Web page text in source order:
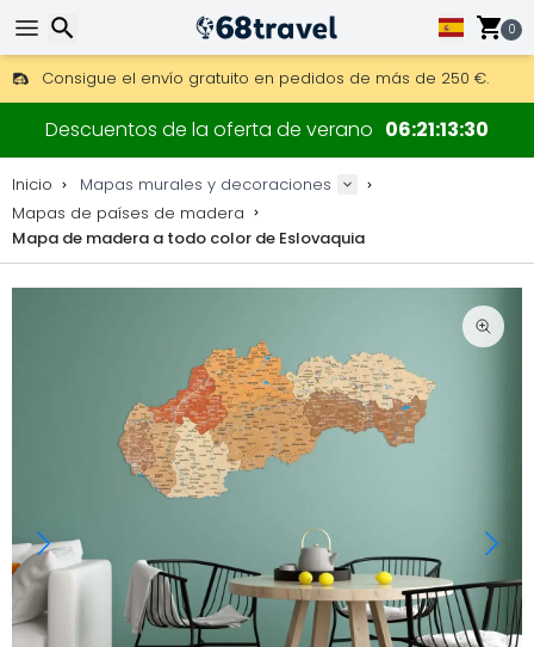
0
Consigue el envío gratuito en pedidos de más de 250 €.
Envío DHL 1 día disponible.
30 días para devoluciones, 90 días para mapas de madera
Descuentos de la oferta de verano 06 21 13 29
Inicio
Mapas murales y decoraciones
Mapas de países de madera
Mapa de madera a todo color de Eslovaquia
Buscar
Buscar